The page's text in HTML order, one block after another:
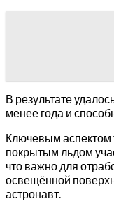
В результате
менее года и
Ключевым аспектом
покрытым льдом
что важно для
освещённой
астронавт.